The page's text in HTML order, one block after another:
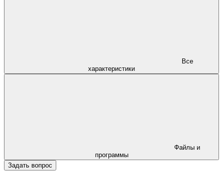
характеристики
программы
Задать вопрос